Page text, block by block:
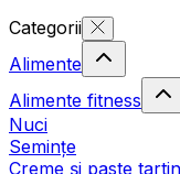
Categorii
Alimente
Alimente fitness
Nuci
Semințe
Creme și paste